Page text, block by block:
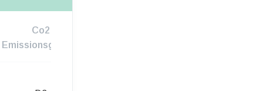
Co2
Emissionsgruppe